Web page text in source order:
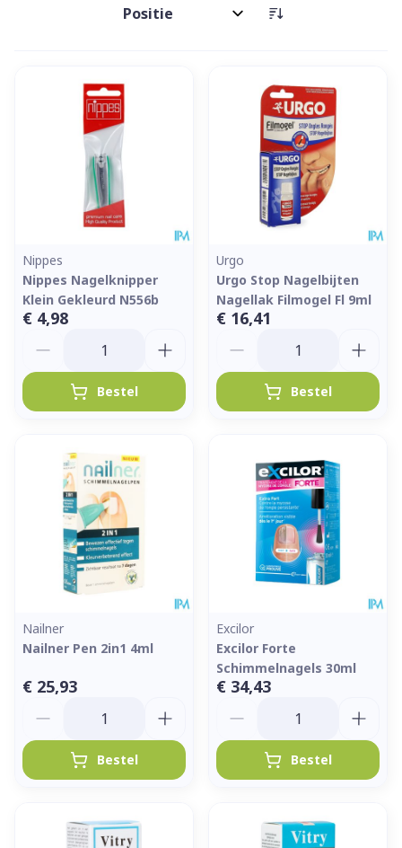
Sorteer op:
Nippes
Nippes Nagelknipper
Klein Gekleurd N556b
€ 4,98
Bestel
Urgo
Urgo Stop Nagelbijten
Nagellak Filmogel Fl 9ml
€ 16,41
Bestel
Nailner
Nailner Pen 2in1 4ml
€ 25,93
Bestel
Excilor
Excilor Forte
Schimmelnagels 30ml
€ 34,43
Bestel